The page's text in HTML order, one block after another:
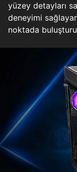
yüzey detayları
deneyimi
noktada